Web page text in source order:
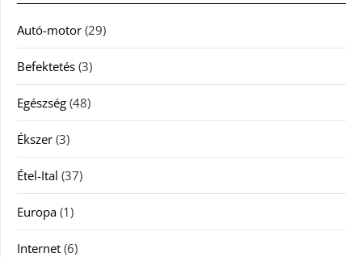
Autó-motor (29)
Befektetés (3)
Egészség (48)
Ékszer (3)
Étel-Ital (37)
Europa (1)
Internet (6)